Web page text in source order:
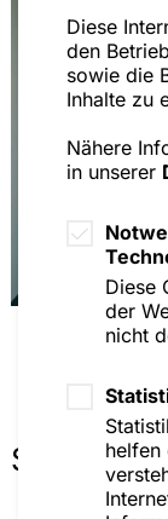
Diese
den
sowie die
Inhalte zu
Nähere
in unserer
Diese
der
nicht
helfen
"Zur
WM 2011,
31d
Europaea
2007, 447
Barth)
"Cultural
Sonstiges